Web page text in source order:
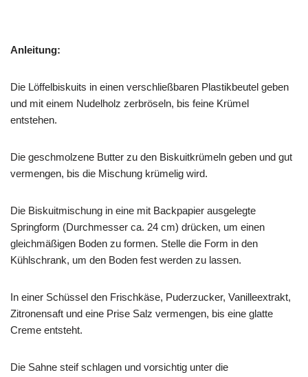
Anleitung:
Die Löffelbiskuits in einen verschließbaren Plastikbeutel geben
und mit einem Nudelholz zerbröseln, bis feine Krümel
entstehen.
Die geschmolzene Butter zu den Biskuitkrümeln geben und gut
vermengen, bis die Mischung krümelig wird.
Die Biskuitmischung in eine mit Backpapier ausgelegte
Springform (Durchmesser ca. 24 cm) drücken, um einen
gleichmäßigen Boden zu formen. Stelle die Form in den
Kühlschrank, um den Boden fest werden zu lassen.
In einer Schüssel den Frischkäse, Puderzucker, Vanilleextrakt,
Zitronensaft und eine Prise Salz vermengen, bis eine glatte
Creme entsteht.
Die Sahne steif schlagen und vorsichtig unter die